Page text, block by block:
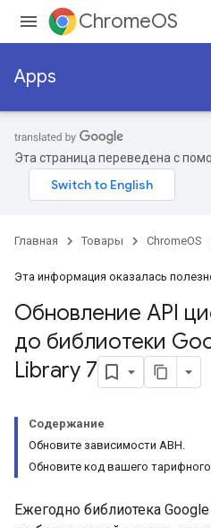
ChromeOS
Apps
Эта страница переведена с
Главная Товары ChromeOS
Эта информация оказалась
Обновление API
до библиотеки
Library 7
Содержание
Обновите зависимости ABH.
Обновите код вашего
Ежегодно библиотека